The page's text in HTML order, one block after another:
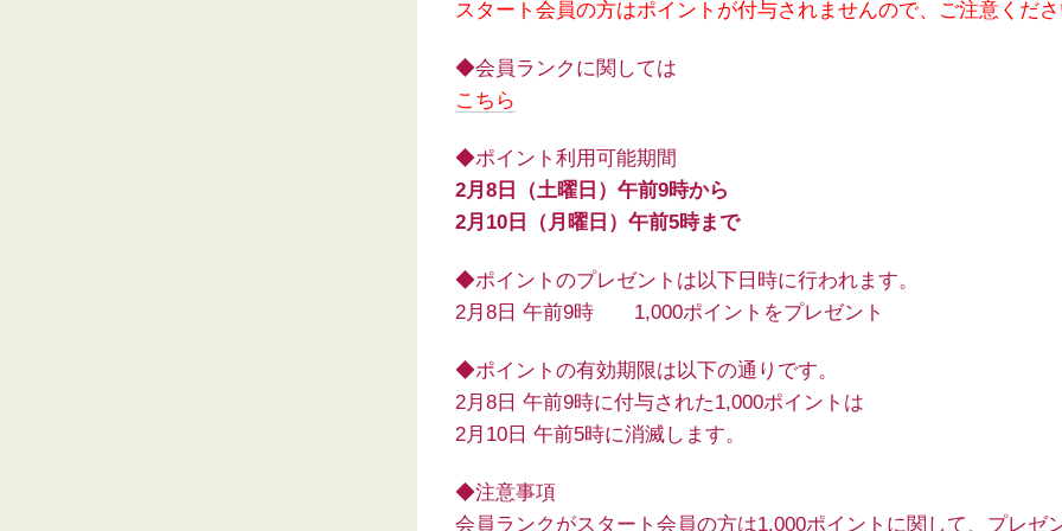
スタート会員の方はポイントが付与されませんので、ご注意くださ
◆会員ランクに関しては
こちら
◆ポイント利用可能期間
2月8日（土曜日）午前9時から
2月10日（月曜日）午前5時まで
◆ポイントのプレゼントは以下日時に行われます。
2月8日 午前9時 1,000ポイントをプレゼント
◆ポイントの有効期限は以下の通りです。
2月8日 午前9時に付与された1,000ポイントは
2月10日 午前5時に消滅します。
◆注意事項
会員ランクがスタート会員の方は1,000ポイントに関して、プレゼ